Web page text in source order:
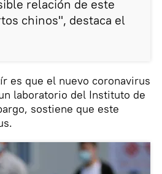
relación de este
chinos", destaca el
es que el nuevo coronavirus
laboratorio del Instituto de
sostiene que este